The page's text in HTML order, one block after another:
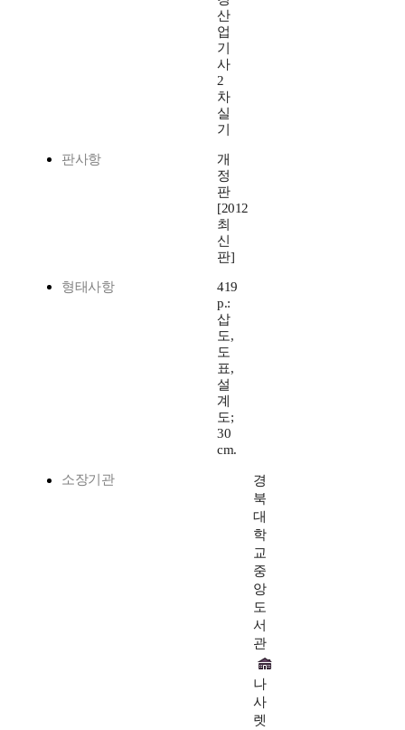
산
업
기
사
2
차
실
기
판사항
개
정
판
[2012
최
신
판]
형태사항
419
p.:
삽
도,
도
표,
설
계
도;
30
cm.
소장기관
경
북
대
학
교
중
앙
도
서
관
나
사
렛